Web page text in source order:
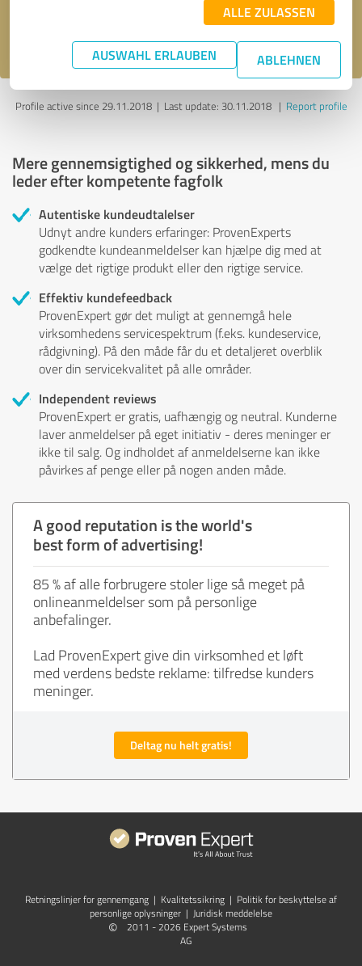
ALLE ZULASSEN
AUSWAHL ERLAUBEN ABLEHNEN
Profile active since 29.11.2018 | Last update: 30.11.2018| Report profile
Mere gennemsigtighed og sikkerhed, mens du
leder efter kompetente fagfolk
Autentiske kundeudtalelser
Udnyt andre kunders erfaringer: ProvenExperts
godkendte kundeanmeldelser kan hjælpe dig med at
vælge det rigtige produkt eller den rigtige service.
Effektiv kundefeedback
ProvenExpert gør det muligt at gennemgå hele
virksomhedens servicespektrum (f.eks. kundeservice,
rådgivning). På den måde får du et detaljeret overblik
over din servicekvalitet på alle områder.
Independent reviews
ProvenExpert er gratis, uafhængig og neutral. Kunderne
laver anmeldelser på eget initiativ - deres meninger er
ikke til salg. Og indholdet af anmeldelserne kan ikke
påvirkes af penge eller på nogen anden måde.
A good reputation is the world's
best form of advertising!
85 % af alle forbrugere stoler lige så meget på
onlineanmeldelser som på personlige
anbefalinger.
Lad ProvenExpert give din virksomhed et løft
med verdens bedste reklame: tilfredse kunders
meninger.
Deltag nu helt gratis!
Retningslinjer for gennemgang | Kvalitetssikring | Politik for beskyttelse af
personlige oplysninger | Juridisk meddelelse
©
2011 - 2026 Expert Systems
AG